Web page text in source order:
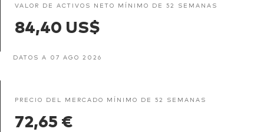
VALOR DE ACTIVOS NETO MÍNIMO DE 52 SEMANAS
84,40 US$
DATOS A 07 AGO 2026
PRECIO DEL MERCADO MÍNIMO DE 52 SEMANAS
72,65 €